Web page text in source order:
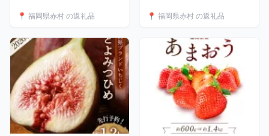
📍 福岡県赤村 の返礼品
2kg(500g×4パック) 福岡県
📍 福岡県赤村 の返礼品